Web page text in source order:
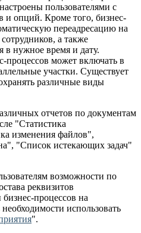
пользователями с
и опций. Кроме того, бизнес-
переадресацию на
а также
в нужное время и дату.
может включать в
участки. Существует
различные виды
отчетов по документам
"Статистика
изменения файлов",
"Список истекающих задач"
возможности по
реквизитов
процессов на
использовать
".